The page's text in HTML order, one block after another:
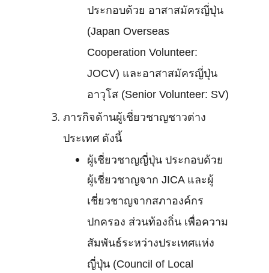
ประกอบด้วย อาสาสมัครญี่ปุ่น
(Japan Overseas
Cooperation Volunteer:
JOCV) และอาสาสมัครญี่ปุ่น
อาวุโส (Senior Volunteer: SV)
ภารกิจด้านผู้เชี่ยวชาญชาวต่าง
ประเทศ ดังนี้
ผู้เชี่ยวชาญญี่ปุ่น ประกอบด้วย
ผู้เชี่ยวชาญจาก JICA และผู้
เชี่ยวชาญจากสภาองค์กร
ปกครอง ส่วนท้องถิ่น เพื่อความ
สัมพันธ์ระหว่างประเทศแห่ง
ญี่ปุ่น (Council of Local